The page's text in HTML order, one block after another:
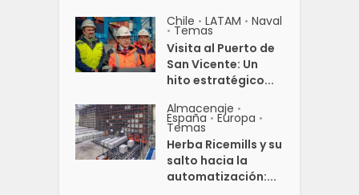
Chile • LATAM • Naval
• Temas
Visita al Puerto de
San Vicente: Un
hito estratégico...
Almacenaje •
España • Europa •
Temas
Herba Ricemills y su
salto hacia la
automatización:...